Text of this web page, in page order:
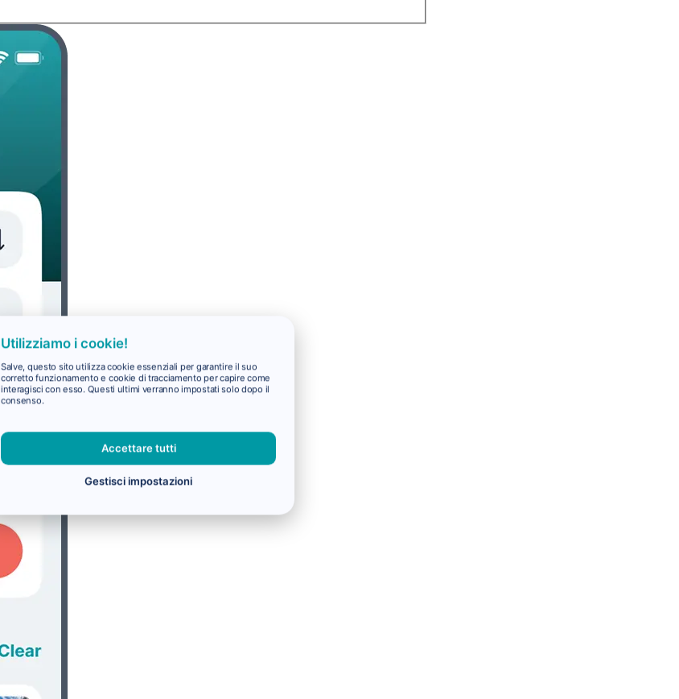
Utilizziamo i cookie!
Salve, questo sito utilizza cookie essenziali per garantire il suo
corretto funzionamento e cookie di tracciamento per capire come
interagisci con esso. Questi ultimi verranno impostati solo dopo il
consenso.
Accettare tutti
Gestisci impostazioni